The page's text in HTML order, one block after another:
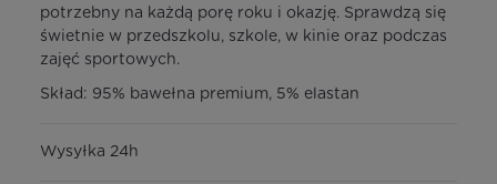
potrzebny na każdą porę roku i okazję. Sprawdzą się
świetnie w przedszkolu, szkole, w kinie oraz podczas
zajęć sportowych.
Skład: 95% bawełna premium, 5% elastan
Wysyłka 24h